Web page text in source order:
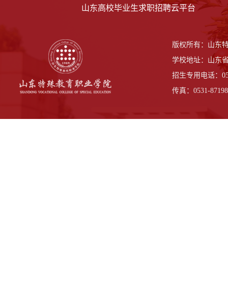
山东高校毕业生求职招聘云平台
版权所有：山
学校地址：山东
招生专用电话：
传真：0531-